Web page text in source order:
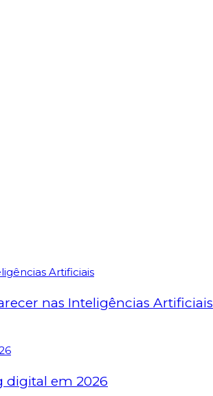
nas Inteligências Artificiais
digital em 2026